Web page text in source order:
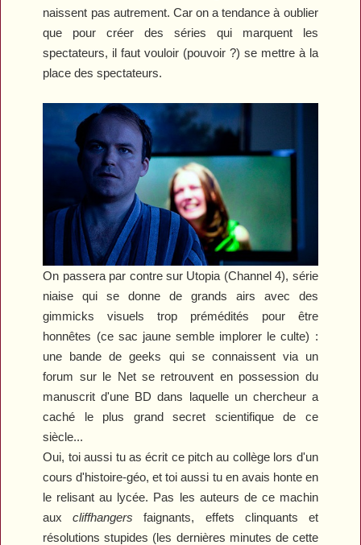
naissent pas autrement. Car on a tendance à oublier
que pour créer des séries qui marquent les
spectateurs, il faut vouloir (pouvoir ?) se mettre à la
place des spectateurs.
On passera par contre sur Utopia (Channel 4), série
niaise qui se donne de grands airs avec des
gimmicks visuels trop prémédités pour être
honnêtes (ce sac jaune semble implorer le culte) :
une bande de geeks qui se connaissent via un
forum sur le Net se retrouvent en possession du
manuscrit d'une BD dans laquelle un chercheur a
caché le plus grand secret scientifique de ce
siècle...
Oui, toi aussi tu as écrit ce pitch au collège lors d'un
cours d'histoire-géo, et toi aussi tu en avais honte en
le relisant au lycée. Pas les auteurs de ce machin
auxcliffhangers faignants, effets clinquants et
résolutions stupides (les dernières minutes de cette